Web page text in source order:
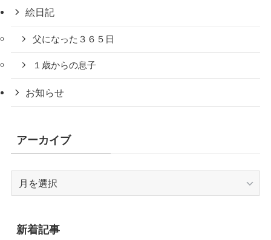
絵日記
父になった３６５日
１歳からの息子
お知らせ
アーカイブ
イ
ブ
新着記事